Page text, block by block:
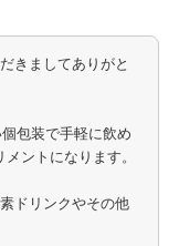
きましてありがと
包装で手軽に飲め
ントになります。
ドリンクやその他